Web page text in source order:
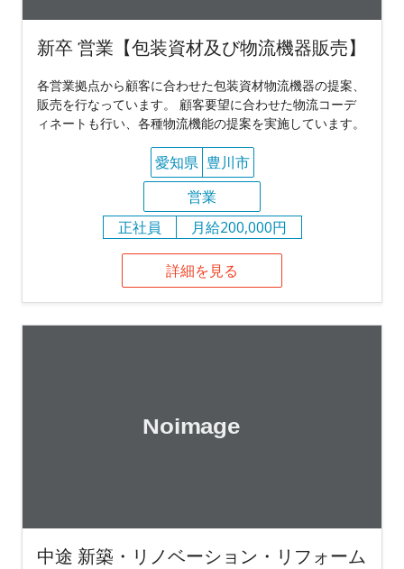
新卒 営業【包装資材及び物流機器販売】
各営業拠点から顧客に合わせた包装資材物流機器の提案、
販売を行なっています。 顧客要望に合わせた物流コーデ
ィネートも行い、各種物流機能の提案を実施しています。
愛知県 豊川市
営業
正社員
月給200,000円
詳細を見る
中途 新築・リノベーション・リフォーム